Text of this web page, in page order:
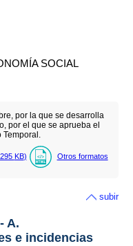
SOCIAL
por la que se desarrolla
por el que se aprueba el
KB) Otros formatos
subir
A.
e incidencias